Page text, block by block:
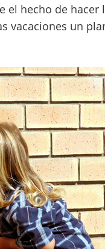
el hecho de hacer
vacaciones un